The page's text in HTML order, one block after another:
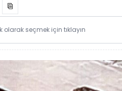
olarak seçmek için tıklayın